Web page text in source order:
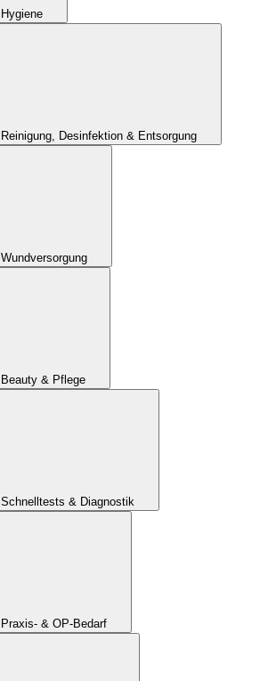
Hygiene
Reinigung, Desinfektion & Entsorgung
Wundversorgung
Beauty & Pflege
Schnelltests & Diagnostik
Praxis- & OP-Bedarf